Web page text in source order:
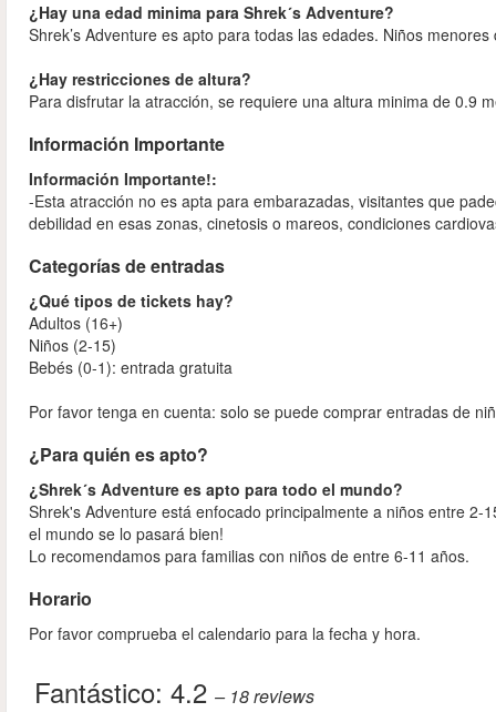
¿Hay una edad minima para Shrek´s Adventure?
Shrek’s Adventure es apto para todas las edades. Niños
¿Hay restricciones de altura?
Para disfrutar la atracción, se requiere una altura minima de 0.9
Información Importante
Información Importante!:
-Esta atracción no es apta para embarazadas, visitantes que
debilidad en esas zonas, cinetosis o mareos, condiciones
Categorías de entradas
¿Qué tipos de tickets hay?
Adultos (16+)
Niños (2-15)
Bebés (0-1): entrada gratuita
Por favor tenga en cuenta: solo se puede comprar entradas de
¿Para quién es apto?
¿Shrek´s Adventure es apto para todo el mundo?
Shrek's Adventure está enfocado principalmente a niños entre
el mundo se lo pasará bien!
Lo recomendamos para familias con niños de entre 6-11 años.
Horario
Por favor comprueba el calendario para la fecha y hora.
Fantástico: 4.2 – 18reviews